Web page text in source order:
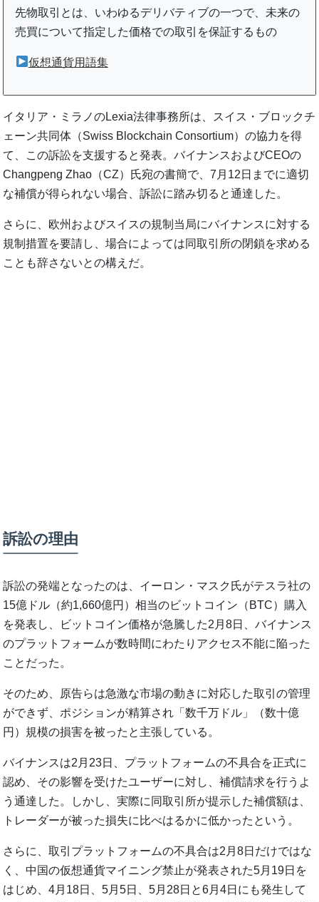
先物取引とは、いわゆるデリバティブの一つで、未来の
売買について指定した価格での取引を保証するもの
仮想通貨用語集
イタリア・ミラノのLexia法律事務所は、スイス・ブロックチ
ェーン共同体（Swiss Blockchain Consortium）の協力を得
て、この訴訟を支援すると発表。バイナンスおよびCEOの
Changpeng Zhao（CZ）氏宛の書簡で、7月12日までに適切
な補償が得られない場合、訴訟に踏み切ると通達した。
さらに、欧州およびスイスの規制当局にバイナンスに対する
規制措置を要請し、場合によっては同取引所の閉鎖を求める
ことも辞さないとの構えだ。
訴訟の理由
訴訟の発端となったのは、イーロン・マスク氏がテスラ社の
15億ドル（約1,660億円）相当のビットコイン（BTC）購入
を発表し、ビットコイン価格が急騰した2月8日、バイナンス
のプラットフォームが数時間にわたりアクセス不能に陥った
ことだった。
そのため、原告らは急激な市場の動きに対応した取引の管理
ができず、ポジションが精算され「数千万ドル」（数十億
円）規模の損害を被ったと主張している。
バイナンスは2月23日、プラットフォームの不具合を正式に
認め、その影響を受けたユーザーに対し、補償請求を行うよ
う通達した。しかし、実際に同取引所が提示した補償額は、
トレーダーが被った損失に比べはるかに低かったという。
さらに、取引プラットフォームの不具合は2月8日だけではな
く、中国の仮想通貨マイニング禁止が発表された5月19日を
はじめ、4月18日、5月5日、5月28日と6月4日にも発生して